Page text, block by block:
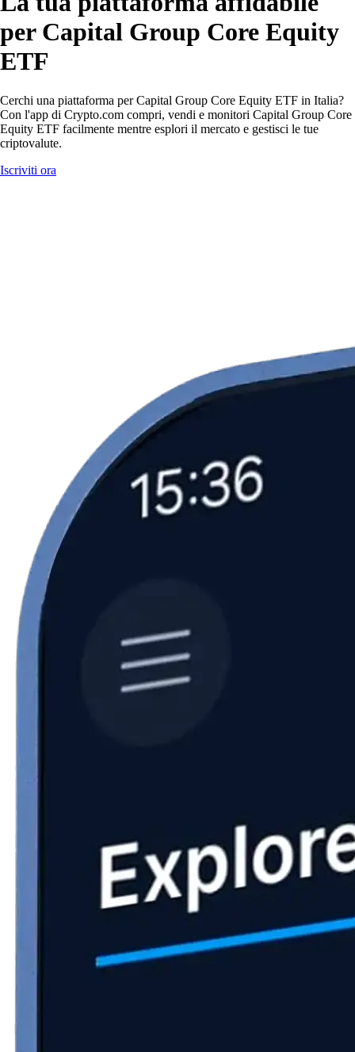
per Capital Group Core Equity
ETF
Cerchi una piattaforma per Capital Group Core Equity ETF in Italia?
Con l'app di Crypto.com compri, vendi e monitori Capital Group Core
Equity ETF facilmente mentre esplori il mercato e gestisci le tue
criptovalute.
Iscriviti ora